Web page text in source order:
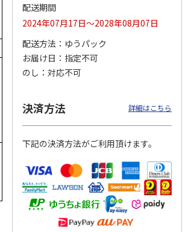
590円
(送料別・税込)
100円
(送料別・税込)
配送期間
2024年07月17日～2028年08月07日
配送方法
ゆうパック
お届け日
指定不可
のし
対応不可
決済方法 詳細はこちら
下記の決済方法がご利用頂けます。